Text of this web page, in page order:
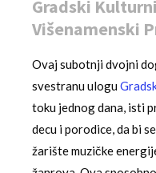
Gradski
Višenamenski
Ovaj subotnji dvojni
svestranu ulogu
toku jednog dana, isti
decu i porodice, da bi
žarište muzičke